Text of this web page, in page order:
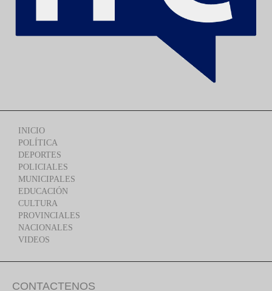
INICIO
POLÍTICA
DEPORTES
POLICIALES
MUNICIPALES
EDUCACIÓN
CULTURA
PROVINCIALES
NACIONALES
VIDEOS
CONTACTENOS